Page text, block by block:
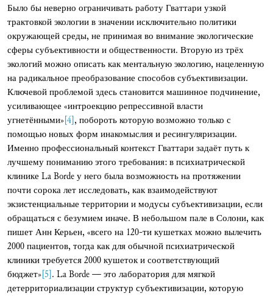
Было бы неверно ограничивать работу Гваттари узкой
трактовкой экологии в значении исключительно политики
окружающей среды, не принимая во внимание экологические
сферы субъективности и общественности. Вторую из трёх
экологий можно описать как ментальную экологию, нацеленную
на радикальное преобразование способов субъективизации.
Ключевой проблемой здесь становится машинное подчинение,
усиливающее «интроекцию репрессивной власти
угнетёнными»[4], побороть которую возможно только с
помощью новых форм инакомыслия и ресингуляризации.
Именно профессиональный контекст Гваттари задаёт путь к
лучшему пониманию этого требования: в психиатрической
клинике La Borde у него была возможность на протяжении
почти сорока лет исследовать, как взаимодействуют
экзистенциальные территории и модусы субъективизации, если
обращаться с безумием иначе. В небольшом пале в Солони, как
пишет Анн Керьен, «всего на 120-ти кушетках можно вылечить
2000 пациентов, тогда как для обычной психиатрической
клиники требуется 2000 кушеток и соответствующий
бюджет»[5]. La Borde — это лаборатория для мягкой
детерриториализации структур субъективизации, которую